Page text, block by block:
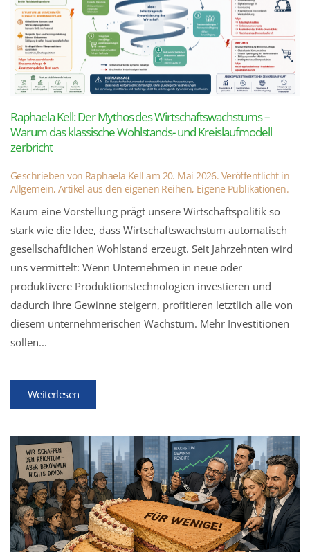
Raphaela Kell: Der Mythos des Wirtschaftswachstums –
Warum das klassische Wohlstands- und Kreislaufmodell
zerbricht
Geschrieben von Raphaela Kell am 20. Mai 2026. Veröffentlicht in
Allgemein, Artikel aus den eigenen Reihen, Eigene Publikationen.
Kaum eine Vorstellung prägt unsere Wirtschaftspolitik so
stark wie die Idee, dass Wirtschaftswachstum automatisch
gesellschaftlichen Wohlstand erzeugt. Seit Jahrzehnten wird
uns vermittelt: Wenn Unternehmen in neue oder
produktivere Produktionstechnologien investieren und
dadurch ihre Gewinne steigern, profitieren letztlich alle von
diesem unternehmerischen Wachstum. Mehr Investitionen
sollen...
Weiterlesen